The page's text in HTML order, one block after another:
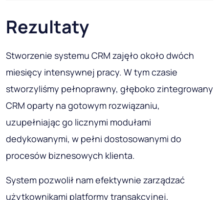
Rezultaty
Stworzenie systemu CRM zajęło około dwóch
miesięcy intensywnej pracy. W tym czasie
stworzyliśmy pełnoprawny, głęboko zintegrowany
CRM oparty na gotowym rozwiązaniu,
uzupełniając go licznymi modułami
dedykowanymi, w pełni dostosowanymi do
procesów biznesowych klienta.
System pozwolił nam efektywnie zarządzać
użytkownikami platformy transakcyjnej,